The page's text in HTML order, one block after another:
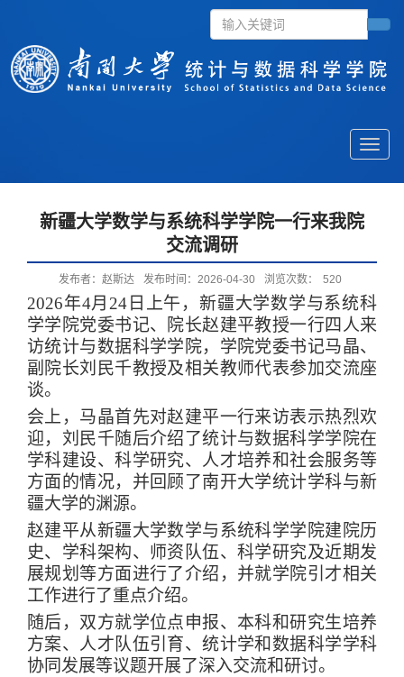
Toggle
新疆大学数学与系统科学学院一行来我院
交流调研
发布者：赵斯达 发布时间：2026-04-30 浏览次数： 520
2026年4月 24 日上午，新疆大学数学与系统科
学学院党委书记、院长赵建平教授一行四人来
访统计与数据科学学院，学院党委书记马晶、
副院长刘民千教授及相关教师代表参加交流座
谈。
会上，马晶首先对赵建平一行来访表示热烈欢
迎，刘民千随后介绍了统计与数据科学学院在
学科建设、科学研究、人才培养和社会服务等
方面的情况，并回顾了南开大学统计学科与新
疆大学的渊源。
赵建平从新疆大学数学与系统科学学院建院历
史、学科架构、师资队伍、科学研究及近期发
展规划等方面进行了介绍，并就学院引才相关
工作进行了重点介绍。
随后，双方就学位点申报、本科和研究生培养
方案、人才队伍引育、统计学和数据科学学科
协同发展等议题开展了深入交流和研讨。